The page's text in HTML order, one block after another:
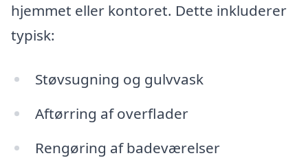
hjemmet eller kontoret. Dette inkluderer
typisk:
Støvsugning og gulvvask
Aftørring af overflader
Rengøring af badeværelser